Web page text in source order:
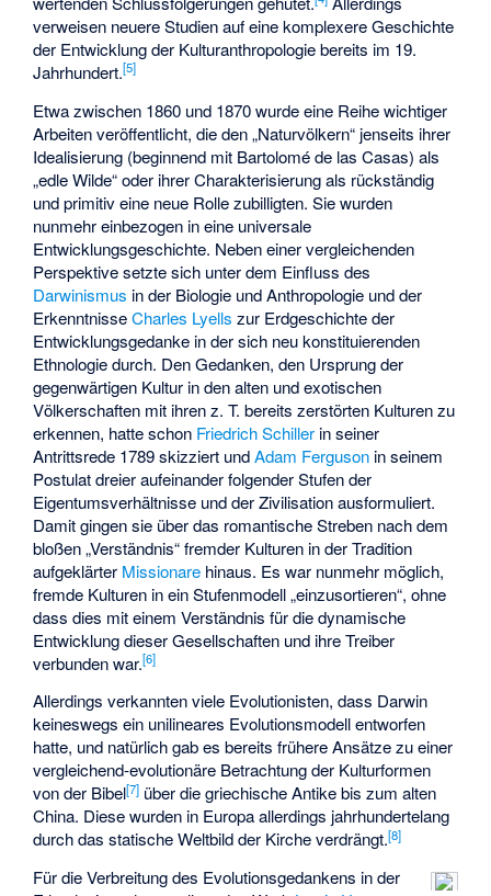
verweisen neuere Studien auf eine komplexere Geschichte
der Entwicklung der Kulturanthropologie bereits im 19.
Jahrhundert.[5]
Etwa zwischen 1860 und 1870 wurde eine Reihe wichtiger
Arbeiten veröffentlicht, die den „Naturvölkern“ jenseits ihrer
Idealisierung (beginnend mit Bartolomé de las Casas) als
„edle Wilde“ oder ihrer Charakterisierung als rückständig
und primitiv eine neue Rolle zubilligten. Sie wurden
nunmehr einbezogen in eine universale
Entwicklungsgeschichte. Neben einer vergleichenden
Perspektive setzte sich unter dem Einfluss des
Darwinismus in der Biologie und Anthropologie und der
ErkenntnisseCharles Lyells zur Erdgeschichte der
Entwicklungsgedanke in der sich neu konstituierenden
Ethnologie durch. Den Gedanken, den Ursprung der
gegenwärtigen Kultur in den alten und exotischen
Völkerschaften mit ihren z. T. bereits zerstörten Kulturen zu
erkennen, hatte schon Friedrich Schiller in seiner
Antrittsrede 1789 skizziert undAdam Ferguson in seinem
Postulat dreier aufeinander folgender Stufen der
Eigentumsverhältnisse und der Zivilisation ausformuliert.
Damit gingen sie über das romantische Streben nach dem
bloßen „Verständnis“ fremder Kulturen in der Tradition
aufgeklärter Missionare hinaus. Es war nunmehr möglich,
fremde Kulturen in ein Stufenmodell „einzusortieren“, ohne
dass dies mit einem Verständnis für die dynamische
Entwicklung dieser Gesellschaften und ihre Treiber
verbunden war.[6]
Allerdings verkannten viele Evolutionisten, dass Darwin
keineswegs ein unilineares Evolutionsmodell entworfen
hatte, und natürlich gab es bereits frühere Ansätze zu einer
vergleichend-evolutionäre Betrachtung der Kulturformen
von der Bibel[7] über die griechische Antike bis zum alten
China. Diese wurden in Europa allerdings jahrhundertelang
durch das statische Weltbild der Kirche verdrängt.[8]
Für die Verbreitung des Evolutionsgedankens in der